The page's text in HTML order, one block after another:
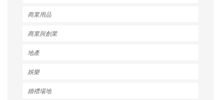
商業用品
商業與創業
地產
娛樂
婚禮場地